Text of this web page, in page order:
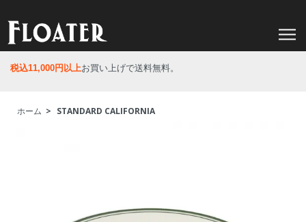
税込11,000円以上お買い上げで送料無料。
ホーム > STANDARD CALIFORNIA